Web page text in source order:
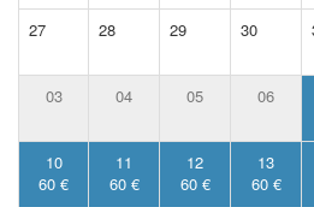
27
28 29 30
03 04 05 06
10
60 €
11
60 €
12
60 €
13
60 €